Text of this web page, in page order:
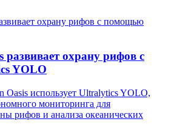
развивает охрану рифов с
YOLO
Oasis использует Ultralytics YOLO,
мониторинга для
рифов и анализа океанических